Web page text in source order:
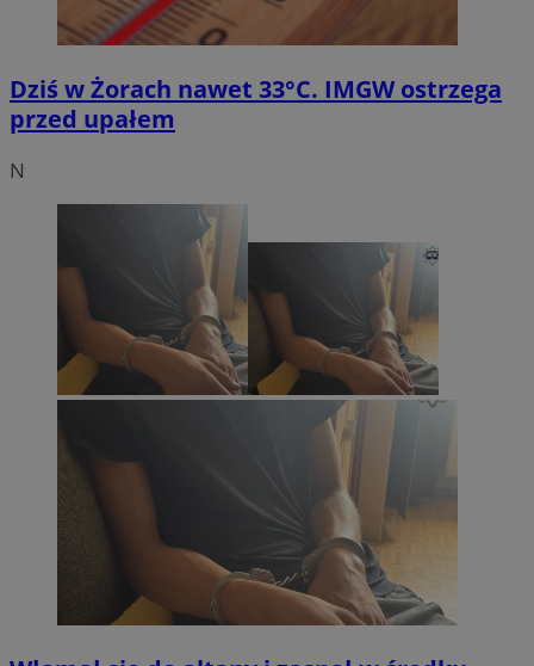
Dziś w Żorach nawet 33°C. IMGW ostrzega
przed upałem
N